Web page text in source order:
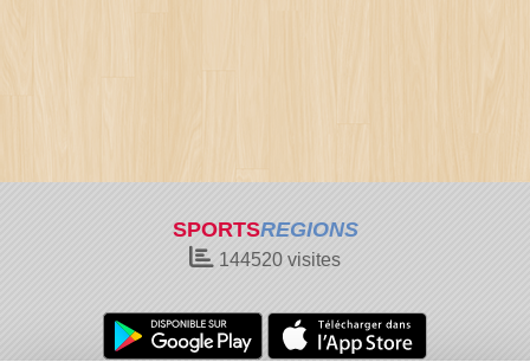
SPORTSREGIONS
144520 visites